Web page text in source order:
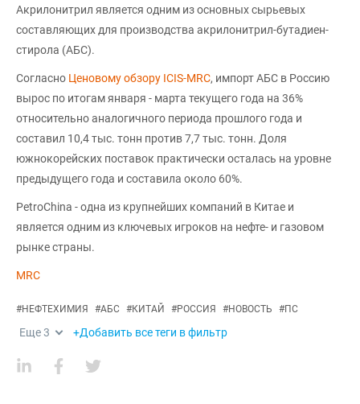
Акрилонитрил является одним из основных сырьевых
составляющих для производства акрилонитрил-бутадиен-
стирола (АБС).
Согласно Ценовому обзору ICIS-MRC, импорт АБС в Россию
вырос по итогам января - марта текущего года на 36%
относительно аналогичного периода прошлого года и
составил 10,4 тыс. тонн против 7,7 тыс. тонн. Доля
южнокорейских поставок практически осталась на уровне
предыдущего года и составила около 60%.
PetroChina - одна из крупнейших компаний в Китае и
является одним из ключевых игроков на нефте- и газовом
рынке страны.
MRC
#НЕФТЕХИМИЯ #АБС #КИТАЙ #РОССИЯ #НОВОСТЬ #ПС
Еще3 +Добавить все теги в фильтр